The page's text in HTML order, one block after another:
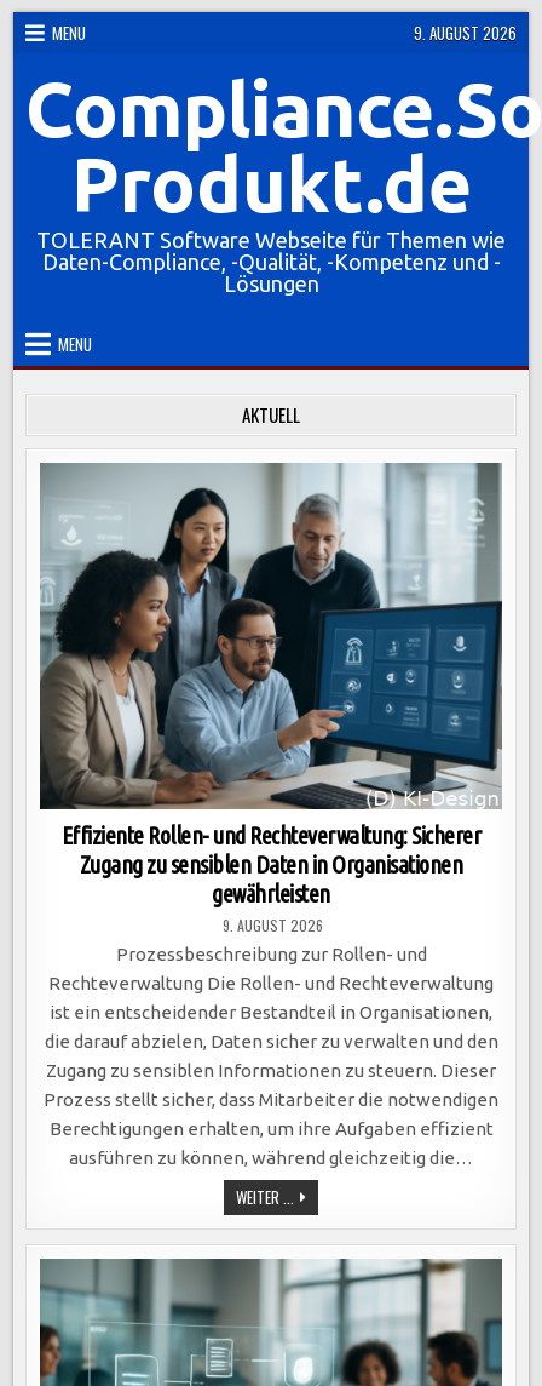
Skip
content
MENU 9. AUGUST 2026
Produkt.de
TOLERANT Software Webseite für Themen wie
Daten-Compliance, -Qualität, -Kompetenz und -
Lösungen
MENU
AKTUELL
Effiziente Rollen- und Rechteverwaltung: Sicherer
Zugang zu sensiblen Daten in Organisationen
gewährleisten
9. AUGUST 2026
Prozessbeschreibung zur Rollen- und
Rechteverwaltung Die Rollen- und Rechteverwaltung
ist ein entscheidender Bestandteil in Organisationen,
die darauf abzielen, Daten sicher zu verwalten und den
Zugang zu sensiblen Informationen zu steuern. Dieser
Prozess stellt sicher, dass Mitarbeiter die notwendigen
Berechtigungen erhalten, um ihre Aufgaben effizient
ausführen zu können, während gleichzeitig die…
WEITER ... EFFIZIENTE
ROLLEN-
UND
RECHTEVERWALTUNG:
SICHERER
ZUGANG
ZU
DATEN
ORGANISATIONEN
GEWÄHRLEISTEN